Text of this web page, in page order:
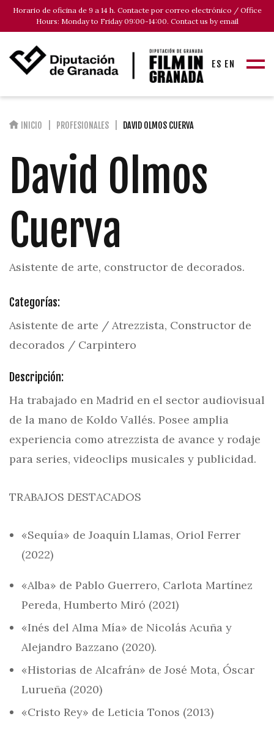
Horario de oficina de 9 a 14 h. Contacte por correo electrónico / Office
Hours: Monday to Friday 09:00-14:00. Contact us by email
ES EN
INICIO PROFESIONALES DAVID OLMOS CUERVA
David Olmos
Cuerva
Asistente de arte, constructor de decorados.
Categorías:
Asistente de arte / Atrezzista, Constructor de
decorados / Carpintero
Descripción:
Ha trabajado en Madrid en el sector audiovisual
de la mano de Koldo Vallés. Posee amplia
experiencia como atrezzista de avance y rodaje
para series, videoclips musicales y publicidad.
TRABAJOS DESTACADOS
«Sequía» de Joaquín Llamas, Oriol Ferrer
(2022)
«Alba» de Pablo Guerrero, Carlota Martínez
Pereda, Humberto Miró (2021)
«Inés del Alma Mía» de Nicolás Acuña y
Alejandro Bazzano (2020).
«Historias de Alcafrán» de José Mota, Óscar
Lurueña (2020)
«Cristo Rey» de Leticia Tonos (2013)